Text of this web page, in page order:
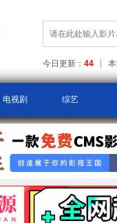
今日更新： 44
电视剧 综艺